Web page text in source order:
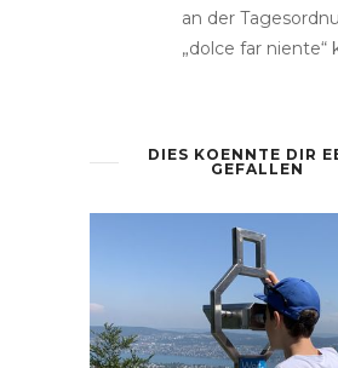
an der
„dolce far niente“
DIES KOENNTE DIR
GEFALLEN